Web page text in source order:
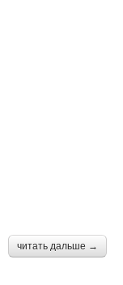
читать дальше →